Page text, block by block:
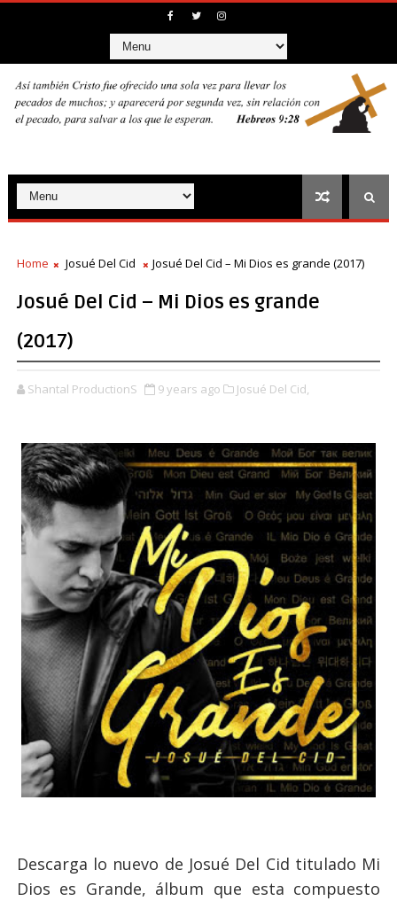
Home Josué Del Cid Josué Del Cid – Mi Dios es grande (2017)
Josué Del Cid – Mi Dios es grande
(2017)
Shantal ProductionS 9 years ago Josué Del Cid,
Descarga lo nuevo de Josué Del Cid titulado Mi
Dios es Grande, álbum que esta compuesto